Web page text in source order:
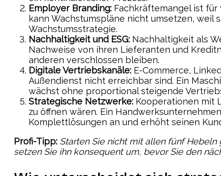
Employer Branding: Fachkräftemangel ist
kann Wachstumspläne nicht umsetzen,
Wachstumsstrategie.
Nachhaltigkeit und ESG: Nachhaltigkeit als
Nachweise von ihren Lieferanten und
anderen verschlossen bleiben.
Digitale Vertriebskanäle: E-Commerce,
Außendienst nicht erreichbar sind. Ein
wächst ohne proportional steigende
Strategische Netzwerke: Kooperationen mit
zu öffnen wären. Ein
Komplettlösungen an und erhöht seinen
Profi-Tipp: Starten Sie nicht mit allen fünf Hebeln
setzen Sie ihn konsequent um, bevor Sie den